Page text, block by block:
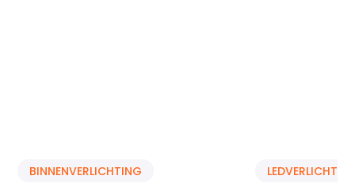
BINNENVERLICHTING